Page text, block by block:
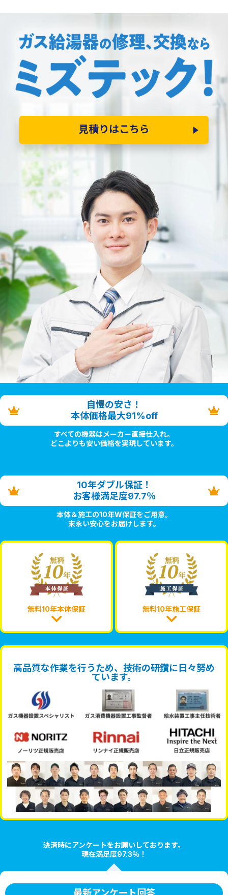
見積りはこちら
自慢の安さ！
本体価格最大91%off
すべての機器はメーカー直接仕入れ。
どこよりも安い価格を実現しています。
10年ダブル保証！
お客様満足度97.7％
本体＆施工の10年W保証をご用意。
末永い安心をお届けします。
無料10年本体保証 無料10年施工保証
高品質な作業を行うため、技術の研鑽に日々努め
ています。
決済時にアンケートをお願いしております。
現在満足度97.3％！